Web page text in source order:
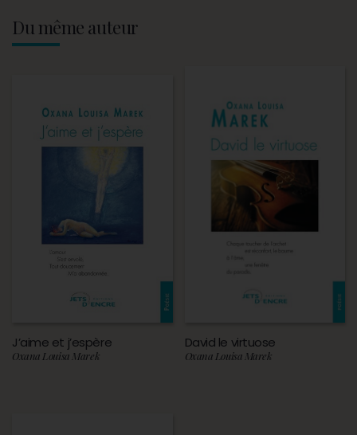
Du même auteur
J’aime et j’espère
Oxana Louisa Marek
David le virtuose
Oxana Louisa Marek